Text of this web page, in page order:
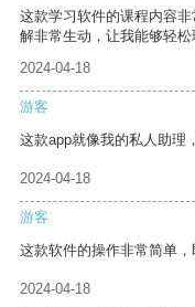
这款学习软件的课程内容
解非常生动，让我能够轻松
2024-04-18
游客
这款app就像我的私人助理
2024-04-18
游客
这款软件的操作非常简单，
2024-04-18